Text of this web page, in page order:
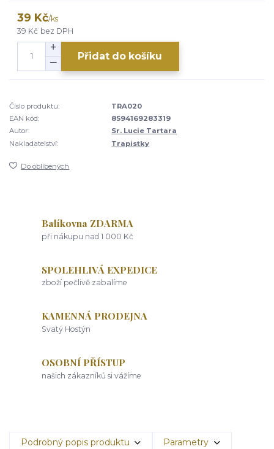
39 Kč/ks
39 Kč bez DPH
Přidat do košíku
Číslo produktu:
TRA020
EAN kód:
8594169283319
Autor:
Sr. Lucie Tartara
Nakladatelství:
Trapistky
Do oblíbených
Balíkovna ZDARMA
při nákupu nad 1 000 Kč
SPOLEHLIVÁ EXPEDICE
zboží pečlivě zabalíme
KAMENNÁ PRODEJNA
Svatý Hostýn
OSOBNÍ PŘÍSTUP
našich zákazníků si vážíme
Podrobný popis produktu Parametry